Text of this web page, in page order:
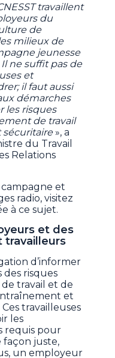
travaillent
du
de
milieux de
jeunesse
ne suffit pas de
et
il faut aussi
démarches
les risques
de travail
sécuritaire», a
du Travail
Relations
et
radio, visitez
à ce sujet.
et des
travailleurs
d’informer
risques
travail et de
et
travailleuses
les
requis pour
façon juste,
un employeur